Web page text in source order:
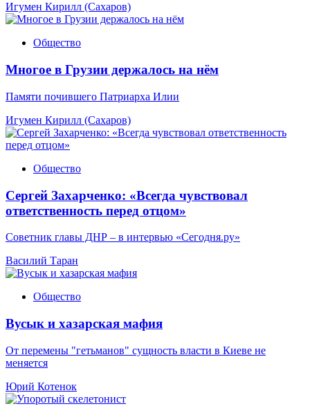
Игумен Кирилл (Сахаров)
Общество
Многое в Грузии держалось на нём
Памяти почившего Патриарха Илии
Игумен Кирилл (Сахаров)
Общество
Сергей Захарченко: «Всегда чувствовал
ответственность перед отцом»
Советник главы ДНР – в интервью «Сегодня.ру»
Василий Таран
Общество
Вусык и хазарская мафия
От перемены "гетьманов" сущность власти в Киеве не
меняется
Юрий Котенок